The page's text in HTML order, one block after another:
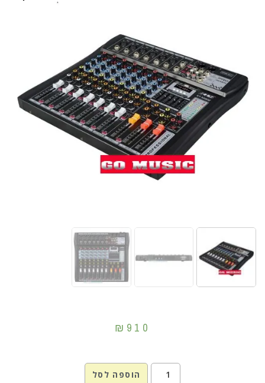
₪ 910
הוספה לסל